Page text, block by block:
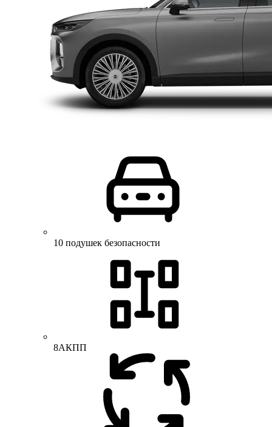
10 подушек безопасности
8АКПП